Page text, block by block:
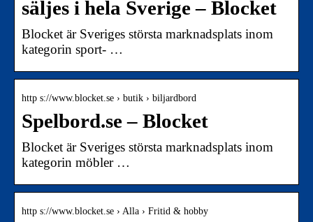
säljes i hela Sverige – Blocket
Blocket är Sveriges största marknadsplats inom
kategorin sport- …
http s://www.blocket.se › butik › biljardbord
Spelbord.se – Blocket
Blocket är Sveriges största marknadsplats inom
kategorin möbler …
http s://www.blocket.se › Alla › Fritid & hobby